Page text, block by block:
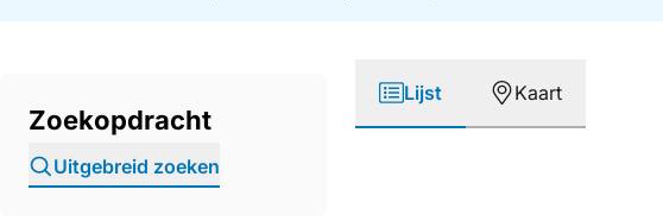
Zoekopdracht
Uitgebreid zoeken
Lijst Kaart